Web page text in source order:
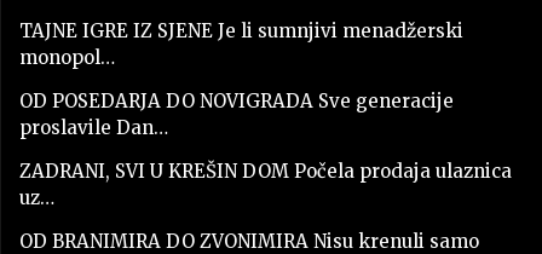
TAJNE IGRE IZ SJENE Je li sumnjivi menadžerski
monopol…
OD POSEDARJA DO NOVIGRADA Sve generacije
proslavile Dan…
ZADRANI, SVI U KREŠIN DOM Počela prodaja ulaznica
uz…
OD BRANIMIRA DO ZVONIMIRA Nisu krenuli samo